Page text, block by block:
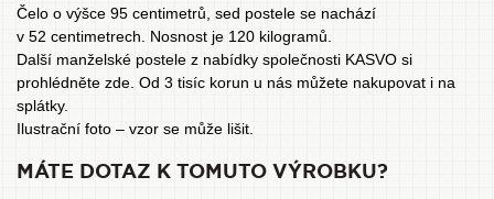
Čelo o výšce 95 centimetrů, sed postele se nachází
v 52 centimetrech. Nosnost je 120 kilogramů.
Další manželské postele z nabídky společnosti KASVO si
prohlédněte zde . Od 3 tisíc korun u nás můžete nakupovat i na
splátky.
Ilustrační foto – vzor se může lišit.
MÁTE DOTAZ K TOMUTO VÝROBKU?